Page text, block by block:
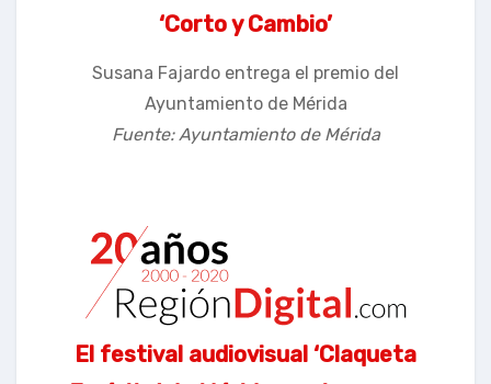
‘Corto y Cambio’
Susana Fajardo entrega el premio del
Ayuntamiento de Mérida
Fuente: Ayuntamiento de Mérida
El festival audiovisual ‘Claqueta